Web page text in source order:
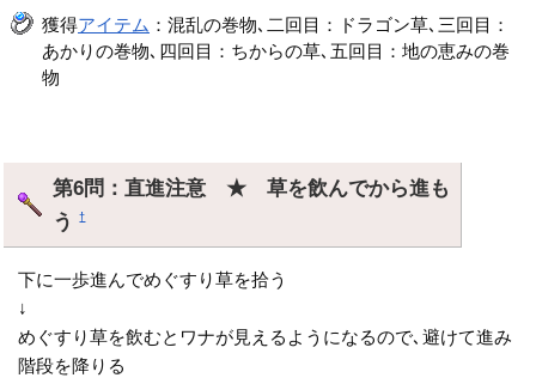
獲得アイテム ：混乱の巻物､二回目：ドラゴン草､三回目：
あかりの巻物､四回目：ちからの草､五回目：地の恵みの巻
物
第6問：直進注意 ★ 草を飲んでから進も
う†
下に一歩進んでめぐすり草を拾う
↓
めぐすり草を飲むとワナが見えるようになるので､避けて進み
階段を降りる